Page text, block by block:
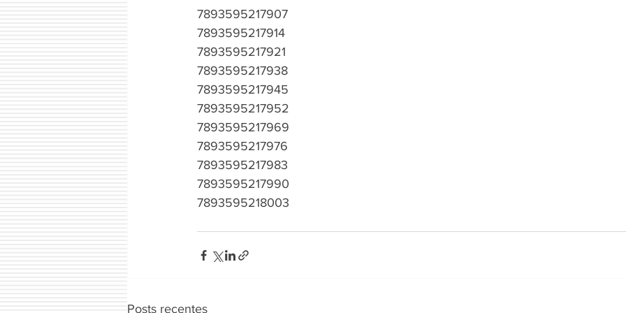
7893595217907
7893595217914
7893595217921
7893595217938
7893595217945
7893595217952
7893595217969
7893595217976
7893595217983
7893595217990
7893595218003
Posts recentes